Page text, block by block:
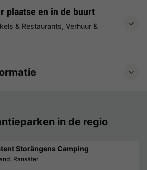
plaatse en in de buurt
& Restaurants, Verhuur &
in de regio
Storängens Camping
Ransäter